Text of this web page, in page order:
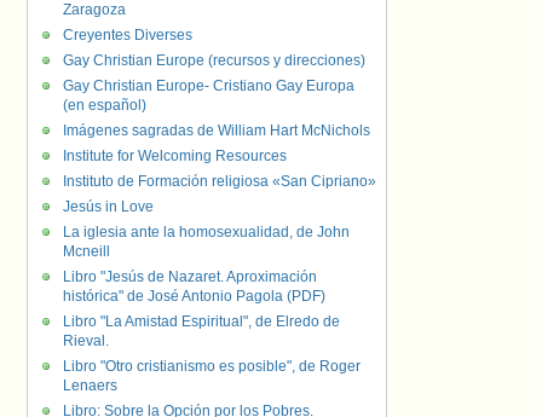
Zaragoza
Creyentes Diverses
Gay Christian Europe (recursos y direcciones)
Gay Christian Europe- Cristiano Gay Europa
(en español)
Imágenes sagradas de William Hart McNichols
Institute for Welcoming Resources
Instituto de Formación religiosa «San Cipriano»
Jesús in Love
La iglesia ante la homosexualidad, de John
Mcneill
Libro "Jesús de Nazaret. Aproximación
histórica" de José Antonio Pagola (PDF)
Libro "La Amistad Espiritual", de Elredo de
Rieval.
Libro "Otro cristianismo es posible", de Roger
Lenaers
Libro: Sobre la Opción por los Pobres.